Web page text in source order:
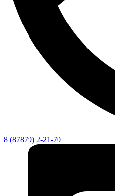
8 (87879) 2-21-70